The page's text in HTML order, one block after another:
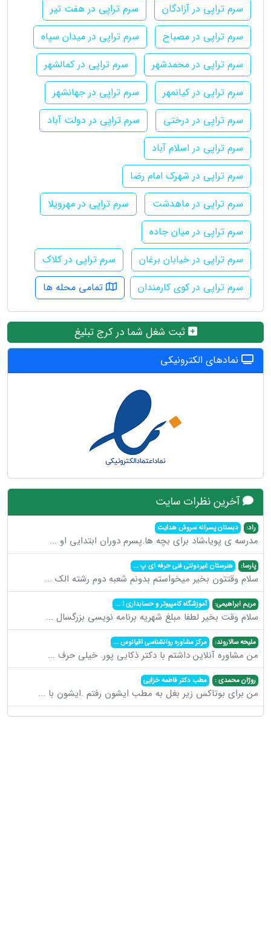
سرم تراپی در آزادگان
سرم تراپی در هفت تیر
سرم تراپی در مصباح
سرم تراپی در میدان سپاه
سرم تراپی در محمدشهر
سرم تراپی در کمالشهر
سرم تراپی در کیانمهر
سرم تراپی در جهانشهر
سرم تراپی در درختی
سرم تراپی در دولت آباد
سرم تراپی در اسلام آباد
سرم تراپی در شهرک امام رضا
سرم تراپی در ماهدشت
سرم تراپی در مهرویلا
سرم تراپی در میان جاده
سرم تراپی در خیابان برغان
سرم تراپی در کلاک
سرم تراپی در کوی کارمندان
تمامی محله ها
ثبت شغل شما در کرج تبلیغ
نمادهای الکترونیکی
آخرین نظرات سایت
راد: دبستان پسرانه سروش هدایت
مدرسه ی پویا،شاد برای بچه ها.پسرم دوران ابتدایی او ...
پارسا: هنرستان غیردولتی فنی حرفه ای پ...
سلام وقتتون بخیر میخواستم بدونم شعبه دوم رشته الک ...
مریم ابراهیمی: آموزشگاه کامپیوتر و حسابداری ا...
سلام وقت بخیر لطفا مبلغ شهریه برنامه نویسی بزرگسال ...
ملیحه سالاروند: مرکز مشاوره روانشناسی اقیانوس...
من مشاوره آنلاین داشتم با دکتر ذکایی پور. خیلی حرف ...
روژان محمدی : مطب دکتر فاطمه خزایی
من برای بوتاکس زیر بغل به مطب ایشون رفتم .ایشون با ...